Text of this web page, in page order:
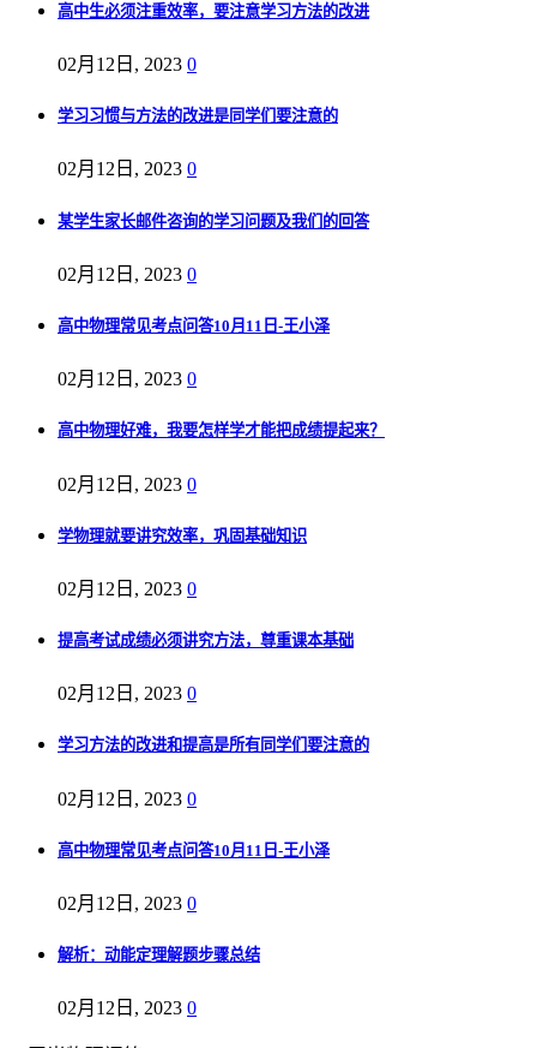
高中生必须注重效率，要注意学习方法的改进
02月12日, 2023 0
学习习惯与方法的改进是同学们要注意的
02月12日, 2023 0
某学生家长邮件咨询的学习问题及我们的回答
02月12日, 2023 0
高中物理常见考点问答10月11日-王小泽
02月12日, 2023 0
高中物理好难，我要怎样学才能把成绩提起来？
02月12日, 2023 0
学物理就要讲究效率，巩固基础知识
02月12日, 2023 0
提高考试成绩必须讲究方法，尊重课本基础
02月12日, 2023 0
学习方法的改进和提高是所有同学们要注意的
02月12日, 2023 0
高中物理常见考点问答10月11日-王小泽
02月12日, 2023 0
解析：动能定理解题步骤总结
02月12日, 2023 0